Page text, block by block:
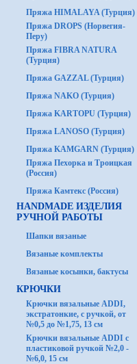
Пряжа HIMALAYA (Турция)
Пряжа DROPS (Норвегия-
Перу)
Пряжа FIBRA NATURA
(Турция)
Пряжа GAZZAL (Турция)
Пряжа NAKO (Турция)
Пряжа KARTOPU (Турция)
Пряжа LANOSO (Турция)
Пряжа KAMGARN (Турция)
Пряжа Пехорка и Троицкая
(Россия)
Пряжа Камтекс (Россия)
HANDMADE ИЗДЕЛИЯ
РУЧНОЙ РАБОТЫ
Шапки вязаные
Вязаные комплекты
Вязаные косынки, бактусы
КРЮЧКИ
Крючки вязальные ADDI,
экстратонкие, с ручкой, от
№0,5 до №1,75, 13 см
Крючки вязальные ADDI с
пластиковой ручкой №2,0 -
№6,0, 15 см